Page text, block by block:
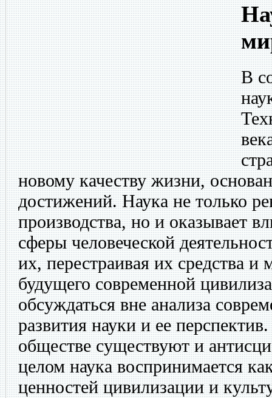
В
новому качеству жизни,
достижений. Наука не только
производства, но и оказывает
сферы человеческой
их, перестраивая их средства
будущего современной
обсуждаться вне анализа
развития науки и ее
обществе существуют и
целом наука воспринимается
ценностей цивилизации и